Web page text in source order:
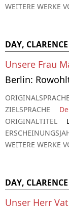
WEITERE WERKE
DAY, CLARENCE
Unsere Frau
Berlin:
ORIGINALSPRACHE
ZIELSPRACHE
ORIGINALTITEL
WEITERE WERKE
DAY, CLARENCE
Unser Herr